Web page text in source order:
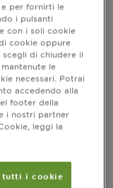
solare
a esporci ai
in città,
seduti vicino
esposta ai
approfondito
attraverso le
protezione
per fornirti le
i pulsanti
con i soli cookie
cookie oppure
di chiudere il
le
necessari. Potrai
accedendo alla
footer della
i nostri partner
leggi la
tutti i cookie